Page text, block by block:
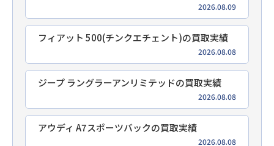
2026.08.09
フィアット 500(チンクエチェント)の買取実績
2026.08.08
ジープ ラングラーアンリミテッドの買取実績
2026.08.08
アウディ A7スポーツバックの買取実績
2026.08.08